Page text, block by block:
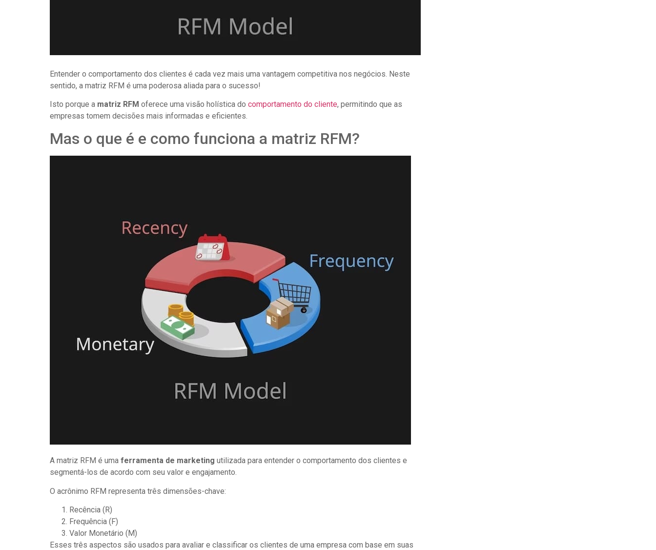
Entender o comportamento dos clientes é cada vez mais uma vantagem competitiva nos negócios. Neste
sentido, a matriz RFM é uma poderosa aliada para o sucesso!
Isto porque a matriz RFM oferece uma visão holística do comportamento do cliente, permitindo que as
empresas tomem decisões mais informadas e eficientes.
Mas o que é e como funciona a matriz RFM?
A matriz RFM é uma ferramenta de marketing utilizada para entender o comportamento dos clientes e
segmentá-los de acordo com seu valor e engajamento.
O acrônimo RFM representa três dimensões-chave:
Recência (R)
Frequência (F)
Valor Monetário (M)
Esses três aspectos são usados para avaliar e classificar os clientes de uma empresa com base em suas